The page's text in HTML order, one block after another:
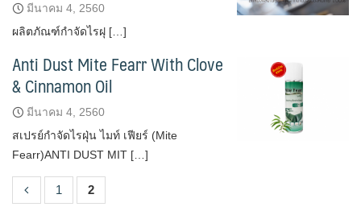
มีนาคม 4, 2560
ผลิตภัณฑ์กำจัดไรฝุ […]
Anti Dust Mite Fearr With Clove
& Cinnamon Oil
มีนาคม 4, 2560
สเปรย์กำจัดไรฝุ่น ไมท์ เฟียร์ (Mite
Fearr)ANTI DUST MIT […]
1 2